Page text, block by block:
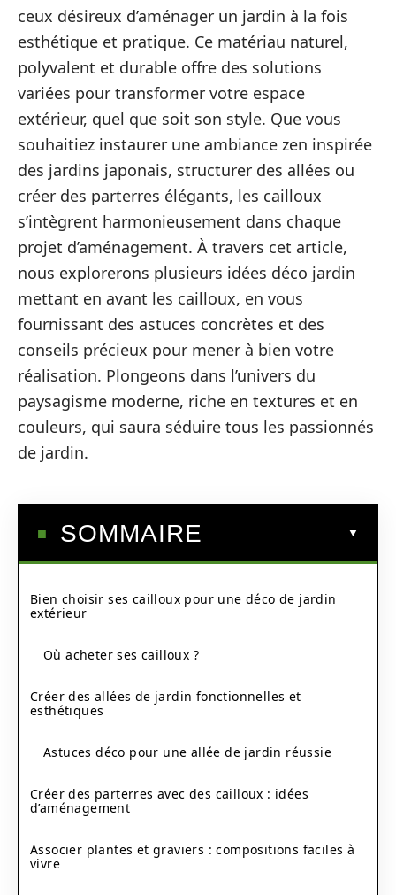
ceux désireux d’aménager un jardin à la fois
esthétique et pratique. Ce matériau naturel,
polyvalent et durable offre des solutions
variées pour transformer votre espace
extérieur, quel que soit son style. Que vous
souhaitiez instaurer une ambiance zen inspirée
des jardins japonais, structurer des allées ou
créer des parterres élégants, les cailloux
s’intègrent harmonieusement dans chaque
projet d’aménagement. À travers cet article,
nous explorerons plusieurs idées déco jardin
mettant en avant les cailloux, en vous
fournissant des astuces concrètes et des
conseils précieux pour mener à bien votre
réalisation. Plongeons dans l’univers du
paysagisme moderne, riche en textures et en
couleurs, qui saura séduire tous les passionnés
de jardin.
SOMMAIRE
Bien choisir ses cailloux pour une déco de jardin
extérieur
Où acheter ses cailloux ?
Créer des allées de jardin fonctionnelles et
esthétiques
Astuces déco pour une allée de jardin réussie
Créer des parterres avec des cailloux : idées
d’aménagement
Associer plantes et graviers : compositions faciles à
vivre